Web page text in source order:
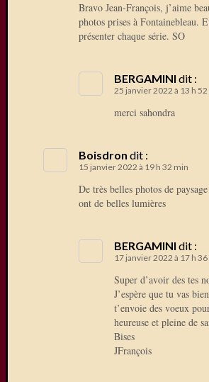
Bravo Jean-François, j’aime
photos prises à Fontainebleau.
présenter chaque série. SO
BERGAMINI dit :
25 janvier 2022 à 13 h
merci sahondra
Boisdron dit :
15 janvier 2022 à 19 h 32 min
De très belles photos de
ont de belles lumières
BERGAMINI dit :
17 janvier 2022 à 17 h
Super d’avoir des tes
J’espère que tu vas
t’envoie des voeux
heureuse et pleine de
Bises
JFrançois